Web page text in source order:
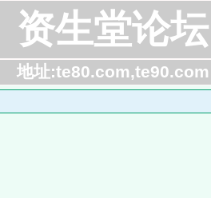
资生堂论坛
地址:te80.com,te90.com